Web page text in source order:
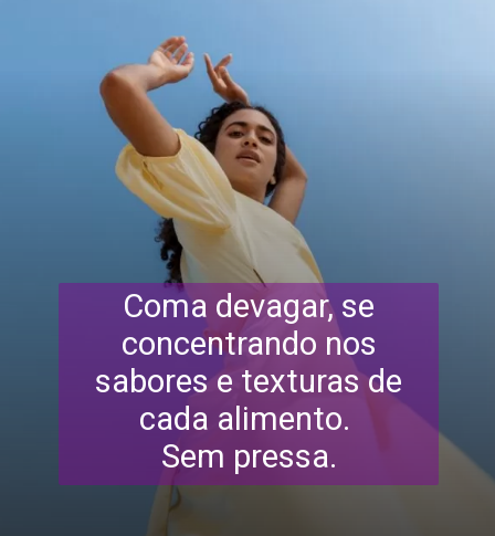
Coma devagar, se
concentrando nos
sabores e texturas de
cada alimento.
Sem pressa.